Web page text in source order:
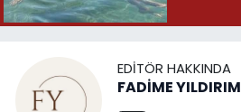
EDITÖR HAKKINDA
FADİME YILDIRIM